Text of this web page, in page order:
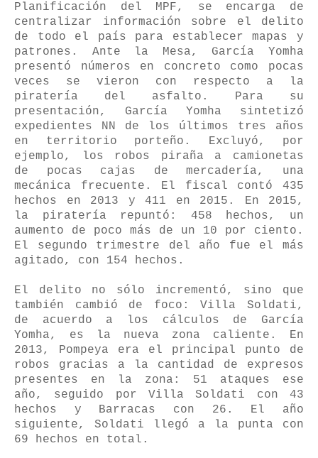
Planificación del MPF, se encarga de
centralizar información sobre el delito
de todo el país para establecer mapas y
patrones. Ante la Mesa, García Yomha
presentó números en concreto como pocas
veces se vieron con respecto a la
piratería del asfalto. Para su
presentación, García Yomha sintetizó
expedientes NN de los últimos tres años
en territorio porteño. Excluyó, por
ejemplo, los robos piraña a camionetas
de pocas cajas de mercadería, una
mecánica frecuente. El fiscal contó 435
hechos en 2013 y 411 en 2015. En 2015,
la piratería repuntó: 458 hechos, un
aumento de poco más de un 10 por ciento.
El segundo trimestre del año fue el más
agitado, con 154 hechos.
El delito no sólo incrementó, sino que
también cambió de foco: Villa Soldati,
de acuerdo a los cálculos de García
Yomha, es la nueva zona caliente. En
2013, Pompeya era el principal punto de
robos gracias a la cantidad de expresos
presentes en la zona: 51 ataques ese
año, seguido por Villa Soldati con 43
hechos y Barracas con 26. El año
siguiente, Soldati llegó a la punta con
69 hechos en total.